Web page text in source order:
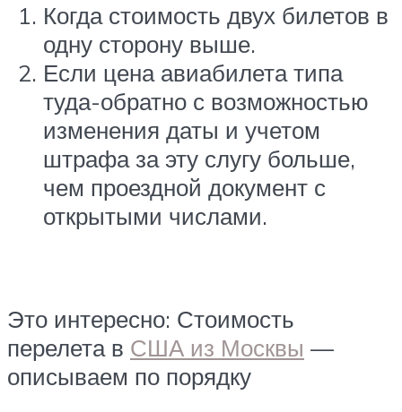
Когда стоимость двух билетов в
одну сторону выше.
Если цена авиабилета типа
туда-обратно с возможностью
изменения даты и учетом
штрафа за эту слугу больше,
чем проездной документ с
открытыми числами.
Это интересно: Стоимость
перелета в США из Москвы —
описываем по порядку